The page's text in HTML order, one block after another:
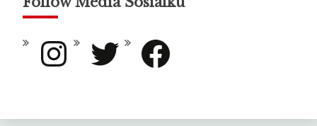
Instagram Twitter Facebook